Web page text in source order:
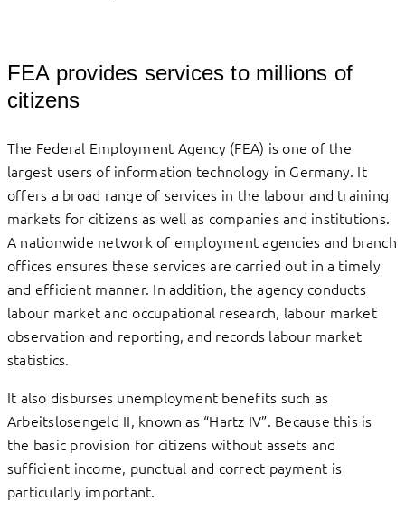
FEA provides services to millions of
citizens
The Federal Employment Agency (FEA) is one of the
largest users of information technology in Germany. It
offers a broad range of services in the labour and training
markets for citizens as well as companies and institutions.
A nationwide network of employment agencies and branch
offices ensures these services are carried out in a timely
and efficient manner. In addition, the agency conducts
labour market and occupational research, labour market
observation and reporting, and records labour market
statistics.
It also disburses unemployment benefits such as
Arbeitslosengeld II, known as “Hartz IV”. Because this is
the basic provision for citizens without assets and
sufficient income, punctual and correct payment is
particularly important.